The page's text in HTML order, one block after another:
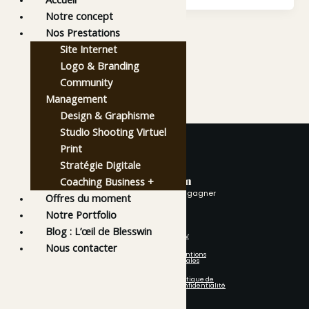
avec Blesswin
être accompagné c’est gagner
Notre site
Accueil
CGV
Mentions
Légales
Politique de
Confidentialité
Notre concept
Nos Prestations
Site Internet
Logo & Branding
Community
Management
Design & Graphisme
Studio Shooting Virtuel
Print
Stratégie Digitale
Coaching Business +
Offres du moment
Notre Portfolio
Blog : L’œil de Blesswin
Nous contacter